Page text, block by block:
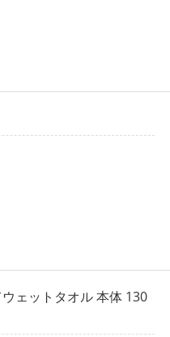
ェットタオル 本体 130